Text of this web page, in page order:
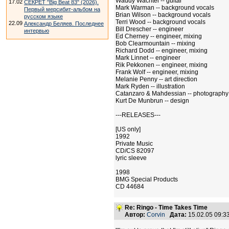
17.02 СЕКРЕТ "Big Beat 83" (2026).
Первый мерсибит-альбом на
русском языке
22.09 Александр Беляев. Последнее
интервью
Mark Warman -- background vocals
Brian Wilson -- background vocals
Terri Wood -- background vocals
Bill Drescher -- engineer
Ed Cherney -- engineer, mixing
Bob Clearmountain -- mixing
Richard Dodd -- engineer, mixing
Mark Linnet -- engineer
Rik Pekkonen -- engineer, mixing
Frank Wolf -- engineer, mixing
Melanie Penny -- art direction
Mark Ryden -- illustration
Catanzaro & Mahdessian -- photography
Kurt De Munbrun -- design
---RELEASES---
[US only]
1992
Private Music
CD/CS 82097
lyric sleeve
1998
BMG Special Products
CD 44684
Re: Ringo - Time Takes Time
Автор: Corvin Дата: 15.02.05